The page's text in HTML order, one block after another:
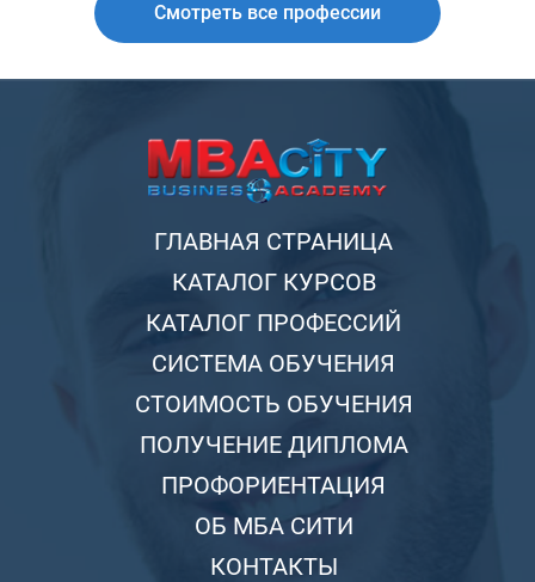
Смотреть все профессии
ГЛАВНАЯ СТРАНИЦА
КАТАЛОГ КУРСОВ
КАТАЛОГ ПРОФЕССИЙ
СИСТЕМА ОБУЧЕНИЯ
СТОИМОСТЬ ОБУЧЕНИЯ
ПОЛУЧЕНИЕ ДИПЛОМА
ПРОФОРИЕНТАЦИЯ
ОБ МБА СИТИ
КОНТАКТЫ